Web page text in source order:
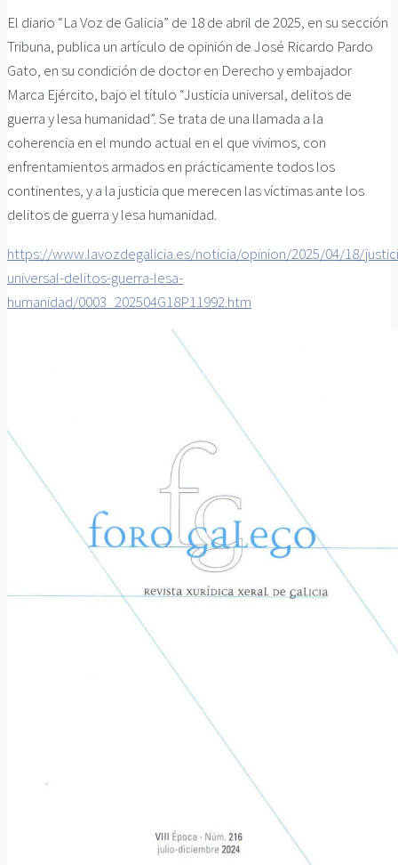
El diario “La Voz de Galicia” de 18 de abril de 2025, en su sección
Tribuna, publica un artículo de opinión de José Ricardo Pardo
Gato, en su condición de doctor en Derecho y embajador
Marca Ejército, bajo el título “Justicia universal, delitos de
guerra y lesa humanidad”. Se trata de una llamada a la
coherencia en el mundo actual en el que vivimos, con
enfrentamientos armados en prácticamente todos los
continentes, y a la justicia que merecen las víctimas ante los
delitos de guerra y lesa humanidad.
https://www.lavozdegalicia.es/noticia/opinion/2025/04/18/
universal-delitos-guerra-lesa-
humanidad/0003_202504G18P11992.htm